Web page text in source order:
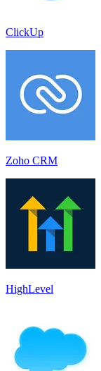
ClickUp
Zoho CRM
HighLevel